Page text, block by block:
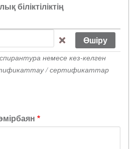
біліктіліктің
немесе кез-келген
/ сертификаттар